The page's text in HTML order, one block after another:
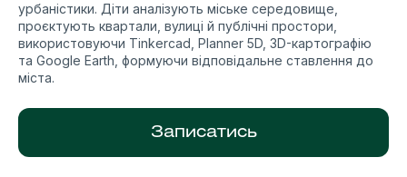
урбаністики. Діти аналізують міське середовище,
проєктують квартали, вулиці й публічні простори,
використовуючи Tinkercad, Planner 5D, 3D-картографію
та Google Earth, формуючи відповідальне ставлення до
міста.
Записатись